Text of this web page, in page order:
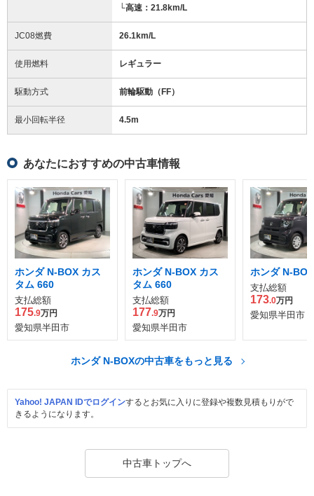
└高速：21.8km/L
JC08燃費 26.1km/L
使用燃料 レギュラー
駆動方式 前輪駆動（FF）
最小回転半径 4.5m
あなたにおすすめの中古車情報
ホンダ N-BOX カス
タム 660
支払総額
175.9万円
愛知県半田市
ホンダ N-BOX カス
タム 660
支払総額
177.9万円
愛知県半田市
ホンダ N-
支払総額
173.0万円
愛知県半田市
ホンダ N-BOXの中古車をもっと見る
Yahoo! JAPAN IDでログインするとお気に入りに登録や複数見積もりがで
きるようになります。
中古車トップへ